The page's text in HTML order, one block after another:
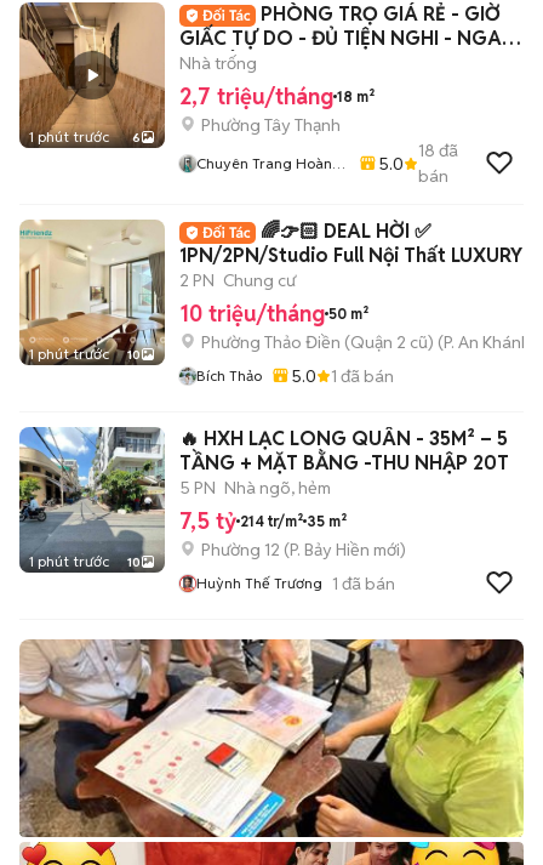
1 phút trước 6
PHÒNG TRỌ GIÁ RẺ - GIỜ
GIẤC TỰ DO - ĐỦ TIỆN NGHI - NGAY
ĐH CÔNG THƯƠNG
Nhà trống
2,7 triệu/tháng 18 m²
Phường Tây Thạnh
Chuyên Trang Hoàng
5.0
18 đã
bán
1 phút trước 10
🌈👉🏻 DEAL HỜI ✅
1PN/2PN/Studio Full Nội Thất LUXURY -
Gym, Pool Free
2 PN Chung cư
10 triệu/tháng 50 m²
Phường Thảo Điền (Quận 2 cũ) (P. An Khánh
Bích Thảo 5.0 1 đã bán
1 phút trước 10
🔥 HXH LẠC LONG QUÂN - 35M² – 5
TẦNG + MẶT BẰNG -THU NHẬP 20T
5 PN Nhà ngõ, hẻm
7,5 tỷ 214 tr/m² 35 m²
Phường 12 (P. Bảy Hiền mới)
Huỳnh Thế Trương 1 đã bán